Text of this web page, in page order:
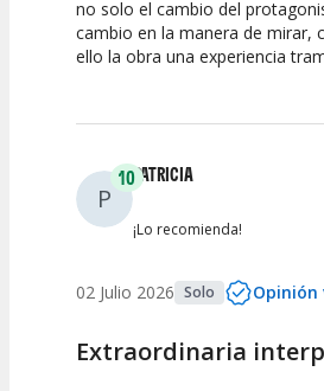
no solo el cambio del
cambio en la manera de mirar,
ello la obra una experiencia
P
10PATRICIA
¡Lo recomienda!
02 Julio 2026 Solo Opinión
Extraordinaria